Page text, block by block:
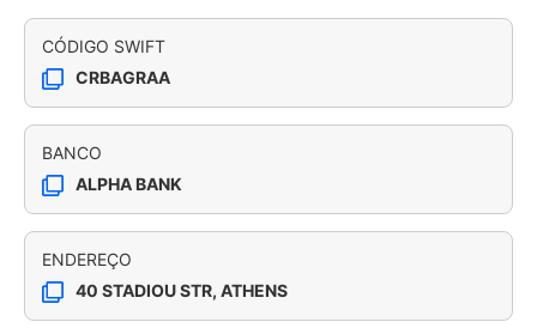
CÓDIGO SWIFT
CRBAGRAA
BANCO
ALPHA BANK
ENDEREÇO
40 STADIOU STR, ATHENS